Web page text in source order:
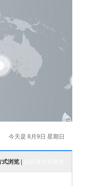
今天是 8月9日 星期日
式浏览